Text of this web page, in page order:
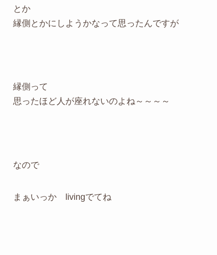
とか
縁側とかにしようかなって思ったんですが
縁側って
思ったほど人が座れないのよね～～～～
なので
まぁいっか livingでてね